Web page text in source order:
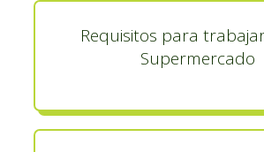
Requisitos para
Supermercado